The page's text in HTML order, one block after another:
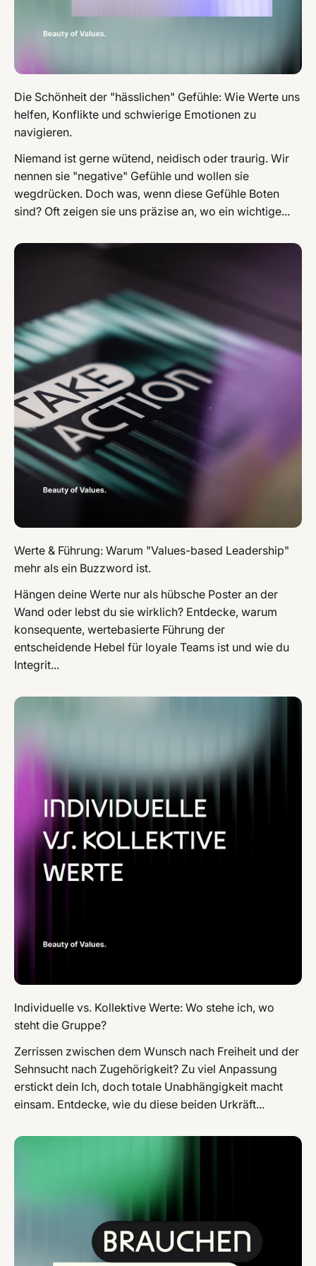
Die Schönheit der "hässlichen" Gefühle: Wie Werte uns
helfen, Konflikte und schwierige Emotionen zu
navigieren.
Niemand ist gerne wütend, neidisch oder traurig. Wir
nennen sie "negative" Gefühle und wollen sie
wegdrücken. Doch was, wenn diese Gefühle Boten
sind? Oft zeigen sie uns präzise an, wo ein wichtige...
Werte & Führung: Warum "Values-based Leadership"
mehr als ein Buzzword ist.
Hängen deine Werte nur als hübsche Poster an der
Wand oder lebst du sie wirklich? Entdecke, warum
konsequente, wertebasierte Führung der
entscheidende Hebel für loyale Teams ist und wie du
Integrit...
Individuelle vs. Kollektive Werte: Wo stehe ich, wo
steht die Gruppe?
Zerrissen zwischen dem Wunsch nach Freiheit und der
Sehnsucht nach Zugehörigkeit? Zu viel Anpassung
erstickt dein Ich, doch totale Unabhängigkeit macht
einsam. Entdecke, wie du diese beiden Urkräft...